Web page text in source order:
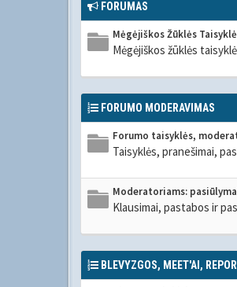
FORUMAS
Mėgėjiškos Žūklės
Mėgėjiškos žūklės
FORUMO MODERAVIMAS
Forumo taisyklės,
Taisyklės, pranešimai,
Moderatoriams:
Klausimai, pastabos ir
BLEVYZGOS, MEET'AI,